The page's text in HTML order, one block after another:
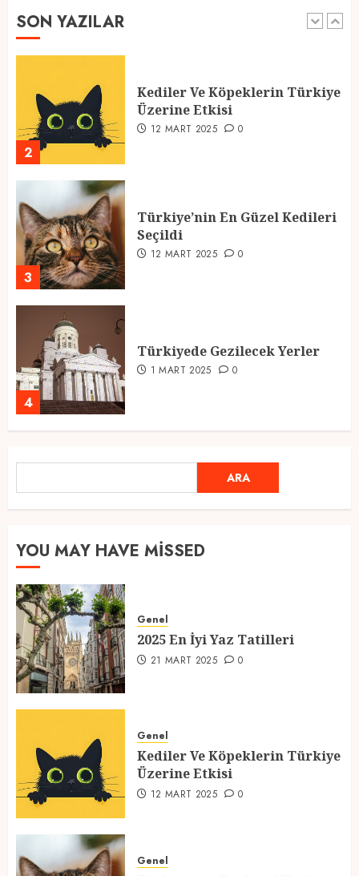
SON YAZILAR
1
2
Kediler Ve Köpeklerin Türkiye
Üzerine Etkisi
12 MART 2025 0
3
Türkiye’nin En Güzel Kedileri
Seçildi
12 MART 2025 0
4
Türkiyede Gezilecek Yerler
1 MART 2025 0
Ramazan Ayı 2025: Manevi
Atmosfer ve Özel Hazırlıklar
1
21 MART 2025
2
Üzerine Etkisi
12 MART 2025 0
Seçildi
ARA
YOU MAY HAVE MISSED
Genel
2025 En İyi Yaz Tatilleri
21 MART 2025 0
Genel
Kediler Ve Köpeklerin Türkiye
Üzerine Etkisi
12 MART 2025 0
Genel